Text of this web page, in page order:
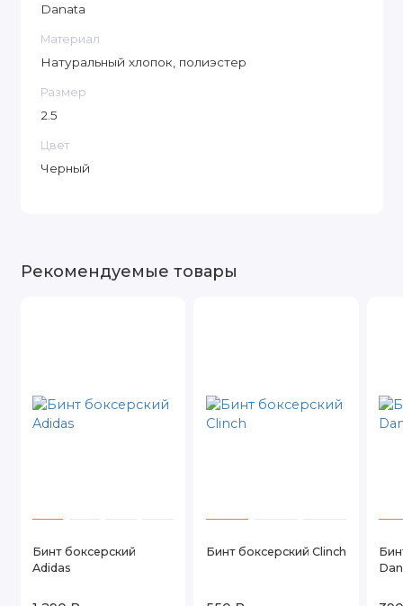
Danata
Материал
Натуральный хлопок, полиэстер
Размер
2.5
Цвет
Черный
Рекомендуемые товары
Бинт боксерский
Adidas
Бинт боксерский Clinch